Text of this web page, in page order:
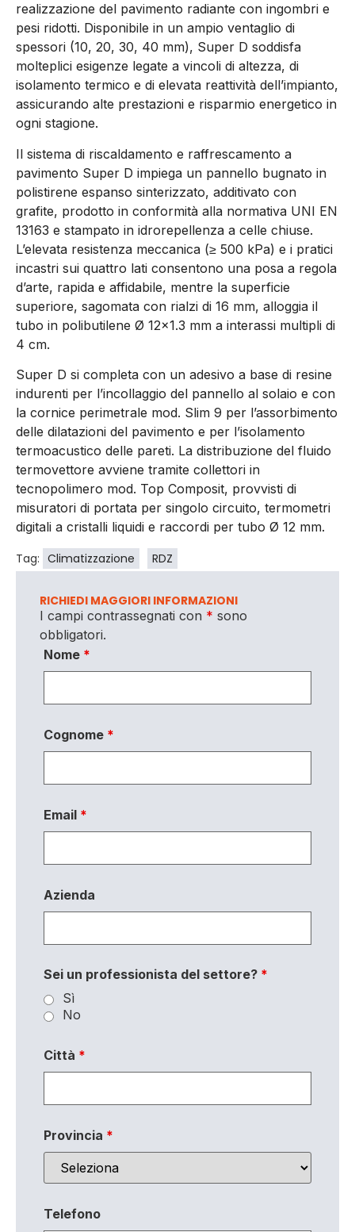
realizzazione del pavimento radiante con ingombri e
pesi ridotti. Disponibile in un ampio ventaglio di
spessori (10, 20, 30, 40 mm), Super D soddisfa
molteplici esigenze legate a vincoli di altezza, di
isolamento termico e di elevata reattività dell’impianto,
assicurando alte prestazioni e risparmio energetico in
ogni stagione.
Il sistema di riscaldamento e raffrescamento a
pavimento Super D impiega un pannello bugnato in
polistirene espanso sinterizzato, additivato con
grafite, prodotto in conformità alla normativa UNI EN
13163 e stampato in idrorepellenza a celle chiuse.
L’elevata resistenza meccanica (≥ 500 kPa) e i pratici
incastri sui quattro lati consentono una posa a regola
d’arte, rapida e affidabile, mentre la superficie
superiore, sagomata con rialzi di 16 mm, alloggia il
tubo in polibutilene Ø 12×1.3 mm a interassi multipli di
4 cm.
Super D si completa con un adesivo a base di resine
indurenti per l’incollaggio del pannello al solaio e con
la cornice perimetrale mod. Slim 9 per l’assorbimento
delle dilatazioni del pavimento e per l’isolamento
termoacustico delle pareti. La distribuzione del fluido
termovettore avviene tramite collettori in
tecnopolimero mod. Top Composit, provvisti di
misuratori di portata per singolo circuito, termometri
digitali a cristalli liquidi e raccordi per tubo Ø 12 mm.
Tag: Climatizzazione RDZ
RICHIEDI MAGGIORI INFORMAZIONI
I campi contrassegnati con * sono
obbligatori.
Nome *
Cognome *
Email *
Azienda
Sei un professionista del settore? *
Sì
No
Città *
Provincia *
Telefono